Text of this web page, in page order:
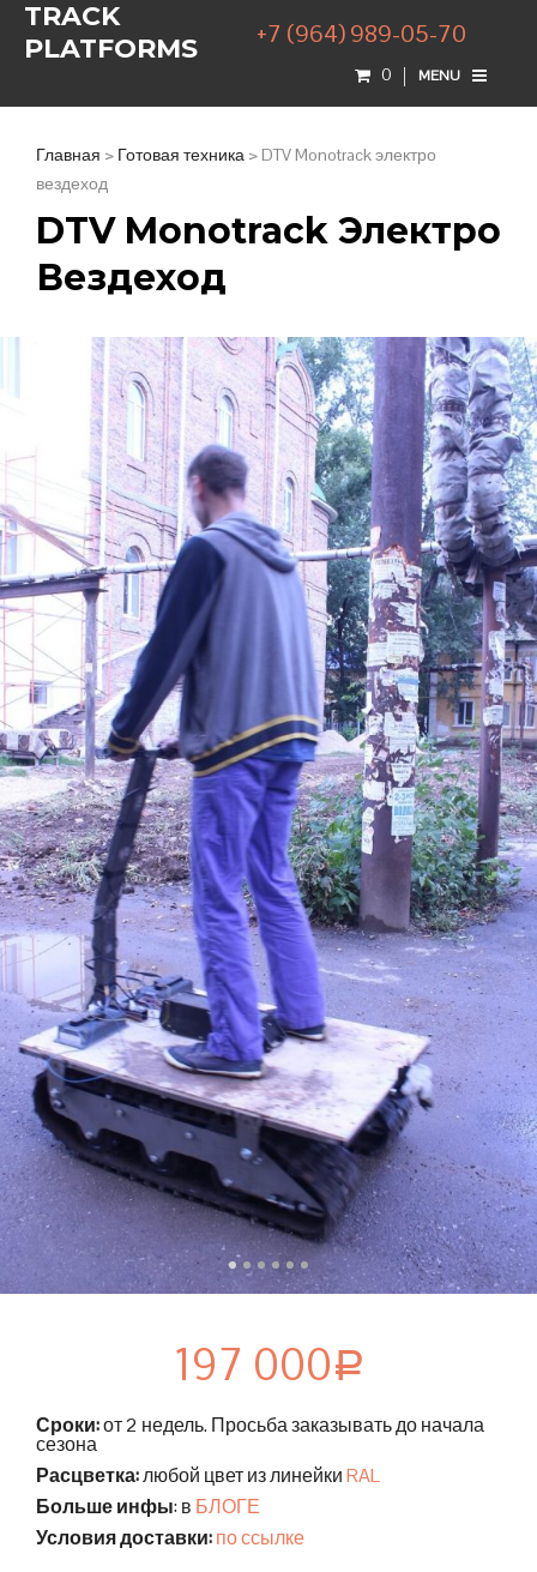
TRACK
PLATFORMS
+7 (964) 989-05-70
0 MENU
Главная > Готовая техника > DTV Monotrack электро
вездеход
DTV Monotrack Электро
Вездеход
197 000Р
Сроки:от 2 недель. Просьба заказывать до начала
сезона
Расцветка:любой цвет из линейкиRAL
Больше инфы: в БЛОГЕ
Условия доставки:по ссылке